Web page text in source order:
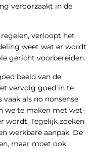
veroorzaakt in de
verloopt het
weet wat er wordt
gericht voorbereiden.
beeld van de
vervolg goed in te
als no nonsense
we te maken met wet-
wordt. Tegelijk zoeken
werkbare aanpak. De
maar moet ook